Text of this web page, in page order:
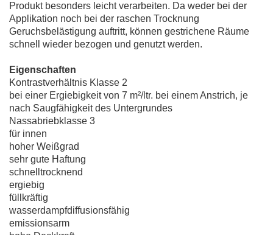
Produkt besonders leicht verarbeiten. Da weder bei der
Applikation noch bei der raschen Trocknung
Geruchsbelästigung auftritt, können gestrichene Räume
schnell wieder bezogen und genutzt werden.
Eigenschaften
Kontrastverhältnis Klasse 2
bei einer Ergiebigkeit von 7 m²/ltr. bei einem Anstrich, je
nach Saugfähigkeit des Untergrundes
Nassabriebklasse 3
für innen
hoher Weißgrad
sehr gute Haftung
schnelltrocknend
ergiebig
füllkräftig
wasserdampfdiffusionsfähig
emissionsarm